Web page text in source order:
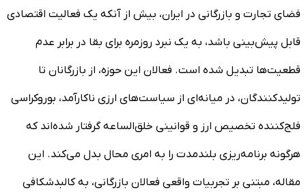
فضای تجارت و بازرگانی در ایران، بیش از آنکه یک فعالیت اقتصادی
قابل پیش‌بینی باشد، به یک نبرد روزمره برای بقا در برابر عدم
قطعیت‌ها تبدیل شده است. فعالان این حوزه، از بازرگانان تا
تولیدکنندگان، در میانه‌ای از سیاست‌های ارزی ناکارآمد، بوروکراسی
فلج‌کننده تخصیص ارز و قوانینی خلق‌الساعه گرفتار شده‌اند که
هرگونه برنامه‌ریزی بلندمدت را به امری محال بدل می‌کند. این
مقاله، مبتنی بر تجربیات واقعی فعالان بازرگانی، به کالبدشکافی